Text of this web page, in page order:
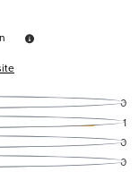
0
1
0
0